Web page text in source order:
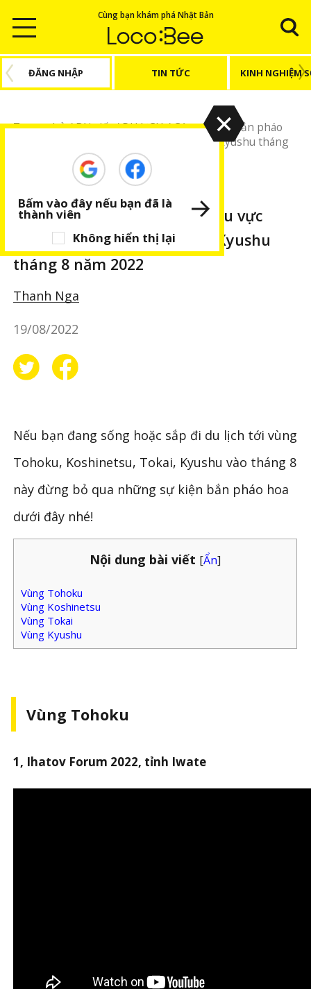
Cùng bạn khám phá Nhật Bản
ĐĂNG NHẬP TIN TỨC KINH NGHIỆM
Trang chủ/Bài viết/DU LỊCH/Các sự kiện bắn pháo
hoa khu vực Tohoku, Koshinetsu, Tokai, Kyushu tháng
BÀI VIẾT NỔI BẬT
Các sự kiện bắn pháo hoa khu vực
Tohoku, Koshinetsu, Tokai, Kyushu
tháng 8 năm 2022
Thanh Nga
19/08/2022
Nếu bạn đang sống hoặc sắp đi du lịch tới vùng
Tohoku, Koshinetsu, Tokai, Kyushu vào tháng 8
này đừng bỏ qua những sự kiện bắn pháo hoa
dưới đây nhé!
Nội dung bài viết [Ẩn]
Vùng Tohoku
Vùng Koshinetsu
Vùng Tokai
Vùng Kyushu
Vùng Tohoku
1, Ihatov Forum 2022, tỉnh Iwate
Không hiển thị lại
Bấm vào đây nếu bạn đã là
thành viên